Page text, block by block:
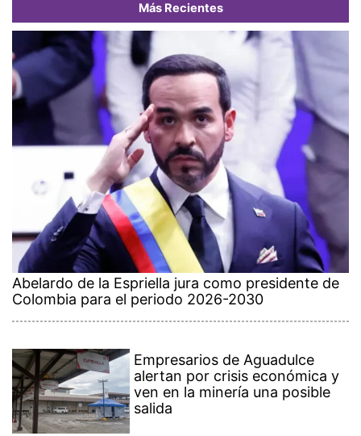
Más Recientes
Abelardo de la Espriella jura como presidente de
Colombia para el periodo 2026-2030
Empresarios de Aguadulce
alertan por crisis económica y
ven en la minería una posible
salida